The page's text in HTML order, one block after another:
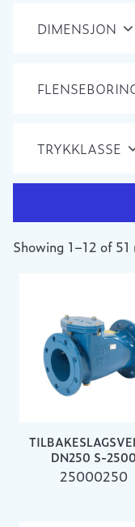
DIMENSJON
TRYKKLASSE
Showing 1–12 of
DN250 S-2500
25000250